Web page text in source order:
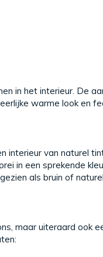
in het interieur. De
warme look en
van naturel
in een sprekende
als bruin of
maar uiteraard ook